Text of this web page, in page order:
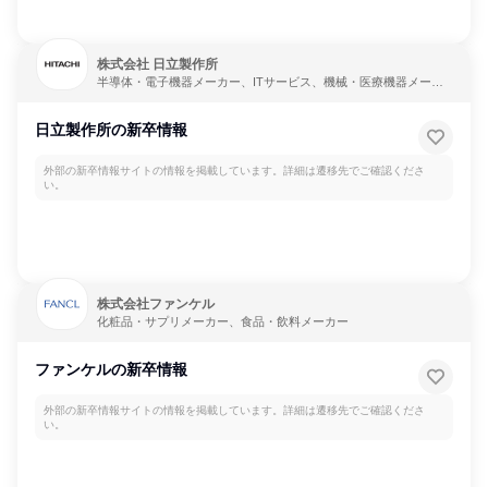
株式会社 日立製作所
半導体・電子機器メーカー、ITサービス、機械・医療機器メーカ
日立製作所の新卒情報
外部の新卒情報サイトの情報を掲載しています。詳細は遷移先でご確認くださ
い。
株式会社ファンケル
化粧品・サプリメーカー、食品・飲料メーカー
ファンケルの新卒情報
外部の新卒情報サイトの情報を掲載しています。詳細は遷移先でご確認くださ
い。